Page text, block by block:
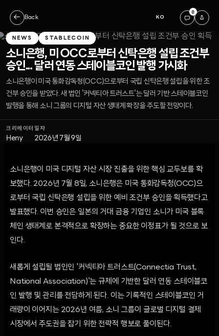
← Back KO
0
NEWS STABLECOIN
소니은행, 미 OCC로부터 신탁은행 설립 조건부
승인... 달러 연동 스테이블코인 발행 가시화
소니은행이 미국 통화감독청(OCC)으로부터 국립 신탁은행 설립을 위한 조
건부 승인을 받았다. 새 법인 '커넥티아 트러스트'는 달러 기반 스테이블코인
발행을 통해 소니 그룹의 디지털 자산 생태계 확장을 주도할 전망이다.
크리에이터
Heny
일자
2026년 7월 9일
소니은행이 미국 디지털 자산 시장 진출을 위한 핵심 교두보를 확
보했다. 2026년 7월 8일, 소니은행은 미국 통화감독청(OCC)으
로부터 국립 신탁은행 설립을 위한 예비 조건부 승인을 획득했다고
발표했다. 이번 승인은 일본의 거대 금융 기업인 소니가 미국 블록
체인 생태계로 본격적으로 확장하는 중요한 이정표가 될 것으로 보
인다.
새롭게 설립될 법인인 '커넥티아 트러스트(Connectia Trust,
National Association)'는 규제에 기반한 달러 연동 스테이블코
인 발행 및 관리를 전담하게 된다. 이는 기록적인 스테이블코인 거
래량이 이어지는 2026년 여름, 소니 그룹이 글로벌 디지털 결제
시장에서 주도권을 잡기 위한 전략적 행보로 풀이된다.